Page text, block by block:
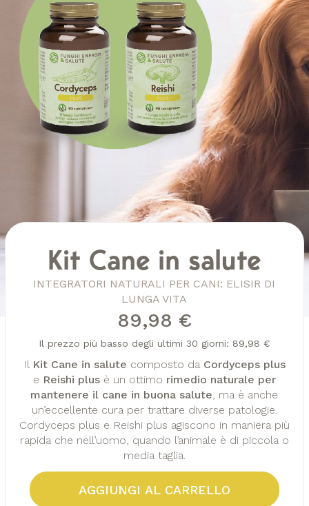
Kit Cane in salute
INTEGRATORI NATURALI PER CANI: ELISIR DI
LUNGA VITA
89,98 €
Il prezzo più basso degli ultimi 30 giorni: 89,98 €
Il Kit Cane in salute composto da Cordyceps plus
e Reishi plusè un ottimo rimedio naturale per
mantenere il cane in buona salute , ma è anche
un’eccellente cura per trattare diverse patologie.
Cordyceps plus e Reishi plus agiscono in maniera più
rapida che nell’uomo, quando l’animale è di piccola o
media taglia.
AGGIUNGI AL CARRELLO